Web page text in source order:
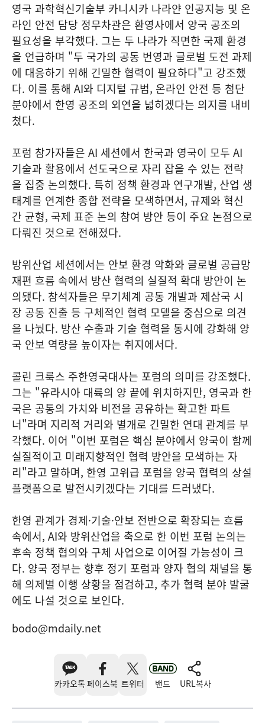
영국 과학혁신기술부 카니시카 나라얀 인공지능 및 온
라인 안전 담당 정무차관은 환영사에서 양국 공조의
필요성을 부각했다. 그는 두 나라가 직면한 국제 환경
을 언급하며 "두 국가의 공동 번영과 글로벌 도전 과제
에 대응하기 위해 긴밀한 협력이 필요하다"고 강조했
다. 이를 통해 AI와 디지털 규범, 온라인 안전 등 첨단
분야에서 한영 공조의 외연을 넓히겠다는 의지를 내비
쳤다.
포럼 참가자들은 AI 세션에서 한국과 영국이 모두 AI
기술과 활용에서 선도국으로 자리 잡을 수 있는 전략
을 집중 논의했다. 특히 정책 환경과 연구개발, 산업 생
태계를 연계한 종합 전략을 모색하면서, 규제와 혁신
간 균형, 국제 표준 논의 참여 방안 등이 주요 논점으로
다뤄진 것으로 전해졌다.
방위산업 세션에서는 안보 환경 악화와 글로벌 공급망
재편 흐름 속에서 방산 협력의 실질적 확대 방안이 논
의됐다. 참석자들은 무기체계 공동 개발과 제삼국 시
장 공동 진출 등 구체적인 협력 모델을 중심으로 의견
을 나눴다. 방산 수출과 기술 협력을 동시에 강화해 양
국 안보 역량을 높이자는 취지에서다.
콜린 크룩스 주한영국대사는 포럼의 의미를 강조했다.
그는 "유라시아 대륙의 양 끝에 위치하지만, 영국과 한
국은 공통의 가치와 비전을 공유하는 확고한 파트
너"라며 지리적 거리와 별개로 긴밀한 연대 관계를 부
각했다. 이어 "이번 포럼은 핵심 분야에서 양국이 함께
실질적이고 미래지향적인 협력 방안을 모색하는 자
리"라고 말하며, 한영 고위급 포럼을 양국 협력의 상설
플랫폼으로 발전시키겠다는 기대를 드러냈다.
한영 관계가 경제·기술·안보 전반으로 확장되는 흐름
속에서, AI와 방위산업을 축으로 한 이번 포럼 논의는
후속 정책 협의와 구체 사업으로 이어질 가능성이 크
다. 양국 정부는 향후 정기 포럼과 양자 협의 채널을 통
해 의제별 이행 상황을 점검하고, 추가 협력 분야 발굴
에도 나설 것으로 보인다.
bodo@mdaily.net
카카오톡 페이스북 트위터 밴드 URL복사